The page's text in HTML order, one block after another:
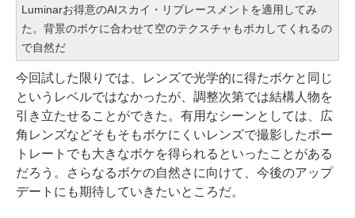
Luminarお得意のAIスカイ・リプレースメントを適用してみ
た。背景のボケに合わせて空のテクスチャもボカしてくれるの
で自然だ
今回試した限りでは、レンズで光学的に得たボケと同じ
というレベルではなかったが、調整次第では結構人物を
引き立たせることができた。有用なシーンとしては、広
角レンズなどそもそもボケにくいレンズで撮影したポー
トレートでも大きなボケを得られるといったことがある
だろう。さらなるボケの自然さに向けて、今後のアップ
デートにも期待していきたいところだ。